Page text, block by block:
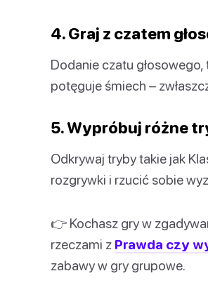
4. Graj z czatem
Dodanie czatu
potęguje śmiech –
5. Wypróbuj różne
Odkrywaj tryby takie jak
rozgrywki i rzucić sobie
👉 Kochasz gry w
rzeczami z Prawda czy
zabawy w gry grupowe.